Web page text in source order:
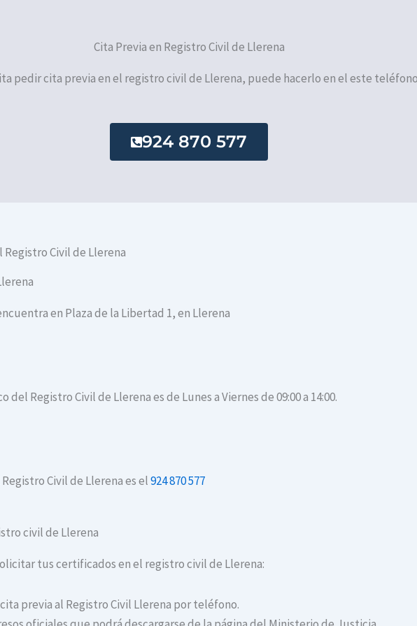
Cita Previa en Registro Civil de Llerena
pedir cita previa en el registro civil de Llerena, puede hacerlo en el este
924 870 577
Civil de Llerena
en Plaza de la Libertad 1, en Llerena
Registro Civil de Llerena es de Lunes a Viernes de 09:00 a 14:00.
Civil de Llerena es el924 870 577
civil de Llerena
tus certificados en el registro civil de Llerena:
previa al Registro Civil Llerena por teléfono.